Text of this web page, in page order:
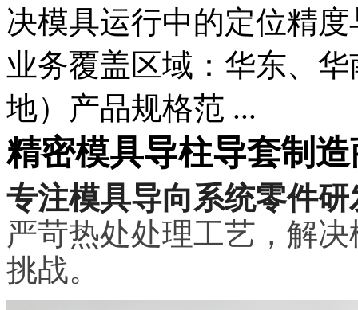
决模具运行中的定位精
业务覆盖区域：华东、
地）产品规格范 ...
精密模具导柱导套制造
专注模具导向系统零件
严苛热处处理工艺，解
挑战。